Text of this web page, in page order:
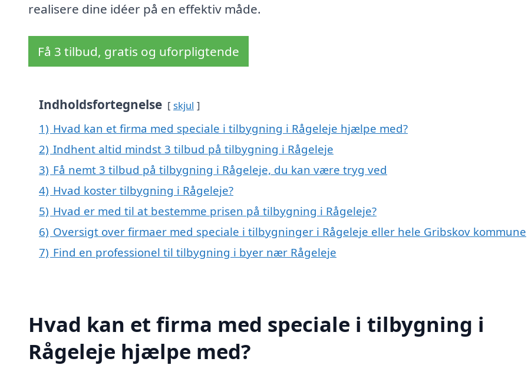
realisere dine idéer på en effektiv måde.
Få 3 tilbud, gratis og uforpligtende
Indholdsfortegnelse skjul
1) Hvad kan et firma med speciale i tilbygning i Rågeleje hjælpe med?
2) Indhent altid mindst 3 tilbud på tilbygning i Rågeleje
3) Få nemt 3 tilbud på tilbygning i Rågeleje, du kan være tryg ved
4) Hvad koster tilbygning i Rågeleje?
5) Hvad er med til at bestemme prisen på tilbygning i Rågeleje?
6) Oversigt over firmaer med speciale i tilbygninger i Rågeleje eller hele Gribskov kommune
7) Find en professionel til tilbygning i byer nær Rågeleje
Hvad kan et firma med speciale i tilbygning i
Rågeleje hjælpe med?